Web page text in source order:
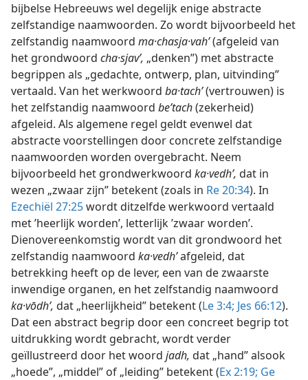
bijbelse Hebreeuws wel degelijk enige abstracte
zelfstandige naamwoorden. Zo wordt bijvoorbeeld het
zelfstandig naamwoord ma·chasja·vahʹ(afgeleid van
het grondwoord cha·sjavʹ, „denken”) met abstracte
begrippen als „gedachte, ontwerp, plan, uitvinding”
vertaald. Van het werkwoord ba·tachʹ(vertrouwen) is
het zelfstandig naamwoord beʹtach(zekerheid)
afgeleid. Als algemene regel geldt evenwel dat
abstracte voorstellingen door concrete zelfstandige
naamwoorden worden overgebracht. Neem
bijvoorbeeld het grondwerkwoord ka·vedhʹ, dat in
wezen „zwaar zijn” betekent (zoals in Re 20:34). In
Ezechiël 27:25wordt ditzelfde werkwoord vertaald
met ’heerlijk worden’, letterlijk ’zwaar worden’.
Dienovereenkomstig wordt van dit grondwoord het
zelfstandig naamwoord ka·vedhʹafgeleid, dat
betrekking heeft op de lever, een van de zwaarste
inwendige organen, en het zelfstandig naamwoord
ka·vōdhʹ, dat „heerlijkheid” betekent (Le 3:4; Jes 66:12).
Dat een abstract begrip door een concreet begrip tot
uitdrukking wordt gebracht, wordt verder
geïllustreerd door het woord jadh, dat „hand” alsook
„hoede”, „middel” of „leiding” betekent (Ex 2:19; Ge